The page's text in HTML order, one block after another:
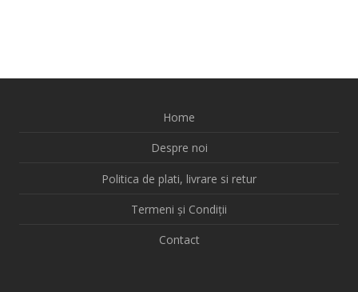
Home
Despre noi
Politica de plati, livrare si retur
Termeni și Condiții
Contact